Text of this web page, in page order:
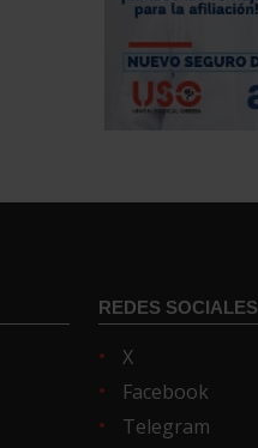
REDES SOCIALES
X
Facebook
Telegram